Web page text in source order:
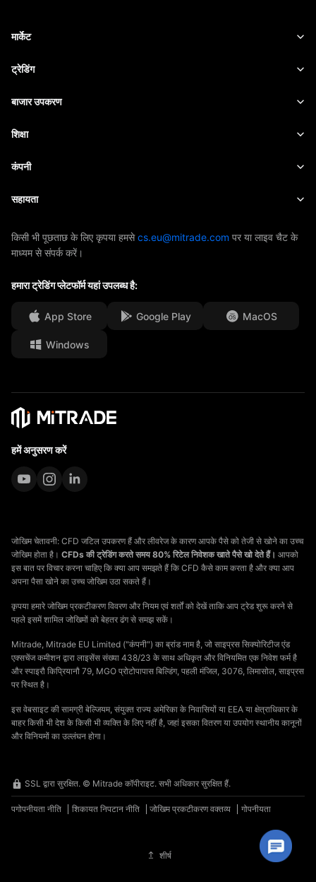
मार्केट
फॉरेक्स
उत्पाद
ट्रेडिंग
ट्रेडिंग प्लेटफॉर्म
जोखिम प्रबंधन
बाजार उपकरण
आर्थिक कैलेंडर
खबरें
शिक्षा
बुनियाद
EBook
कंपनी
Mitrade के बारे में
हमारे पुरस्कार
मीडिया सेंटर
कैरियर के अवसर
कानूनी दस्तावेज़
सहायता
सेवा केंद्र
सामान्य प्रश्न
किसी भी पूछताछ के लिए कृपया हमसेcs.eu@mitrade.com पर या लाइव चैट के
माध्यम से संपर्क करें।
हमारा ट्रेडिंग प्लेटफॉर्म यहां उपलब्ध है:
App Store Google Play MacOS
Windows
हमें अनुसरण करें
जोखिम चेतावनी: CFD जटिल उपकरण हैं और लीवरेज के कारण आपके पैसे को तेजी से खोने का उच्च
जोखिम होता है। CFDs की ट्रेडिंग करते समय 80% रिटेल निवेशक खाते पैसे खो देते हैं। आपको
इस बात पर विचार करना चाहिए कि क्या आप समझते हैं कि CFD कैसे काम करता है और क्या आप
अपना पैसा खोने का उच्च जोखिम उठा सकते हैं।
कृपया हमारे जोखिम प्रकटीकरण विवरण और नियम एवं शर्तों को देखें ताकि आप ट्रेड शुरू करने से
पहले इसमें शामिल जोखिमों को बेहतर ढंग से समझ सकें।
Mitrade, Mitrade EU Limited ("कंपनी") का ब्रांड नाम है, जो साइप्रस सिक्योरिटीज एंड
एक्सचेंज कमीशन द्वारा लाइसेंस संख्या 438/23 के साथ अधिकृत और विनियमित एक निवेश फर्म है
और स्पाइरौ किप्रियानौ 79, MGO प्रोटोपापास बिल्डिंग, पहली मंजिल, 3076, लिमासोल, साइप्रस
पर स्थित है।
इस वेबसाइट की सामग्री बेल्जियम, संयुक्त राज्य अमेरिका के निवासियों या EEA या क्षेत्राधिकार के
बाहर किसी भी देश के किसी भी व्यक्ति के लिए नहीं है, जहां इसका वितरण या उपयोग स्थानीय कानूनों
और विनियमों का उल्लंघन होगा।
SSL द्वारा सुरक्षित. © Mitrade कॉपीराइट. सभी अधिकार सुरक्षित हैं.
पगोपनीयता नीति शिकायत निपटान नीति जोखिम प्रकटीकरण वक्तव्य गोपनीयता
शीर्ष